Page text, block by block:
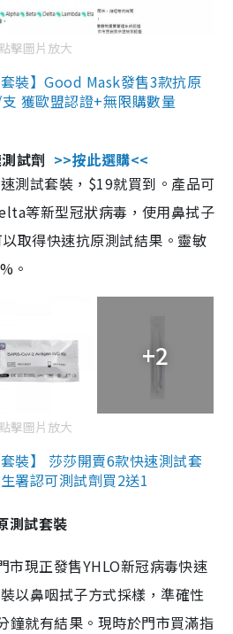
點擊圖片放大
裝】Good Mask發售3款抗原
獲歐盟認證+無限購數量
試劑 >>按此選購<<
測試套裝，$19就買到。產品可
等新型冠狀病毒，使用鼻拭子
取得快速抗原測試結果。靈敏
。
+2
點擊圖片放大
裝】 莎莎開賣6款快速測試套
署認可測試劑買2送1
測試套裝
市現正發售YHLO新冠病毒快速
以鼻咽拭子方式採樣，準確性
鐘就有結果。現時於門市買滿指